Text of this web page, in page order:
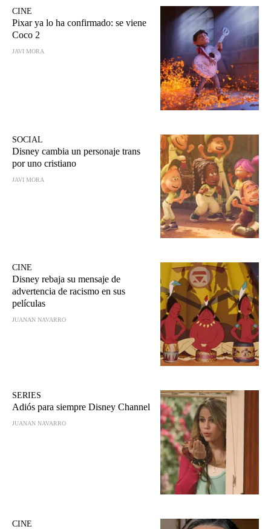
CINE
Pixar ya lo ha confirmado: se viene
Coco 2
JAVI MORA
SOCIAL
Disney cambia un personaje trans
por uno cristiano
JAVI MORA
CINE
Disney rebaja su mensaje de
advertencia de racismo en sus
películas
JUANAN NAVARRO
SERIES
Adiós para siempre Disney Channel
JUANAN NAVARRO
CINE